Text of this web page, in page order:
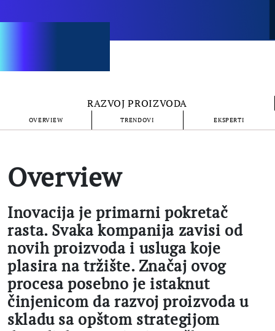
RAZVOJ PROIZVODA
OVERVIEW TRENDOVI EKSPERTI
Overview
Inovacija je primarni pokretač
rasta. Svaka kompanija zavisi od
novih proizvoda i usluga koje
plasira na tržište. Značaj ovog
procesa posebno je istaknut
činjenicom da razvoj proizvoda u
skladu sa opštom strategijom